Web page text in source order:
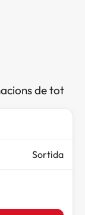
de tot
Sortida